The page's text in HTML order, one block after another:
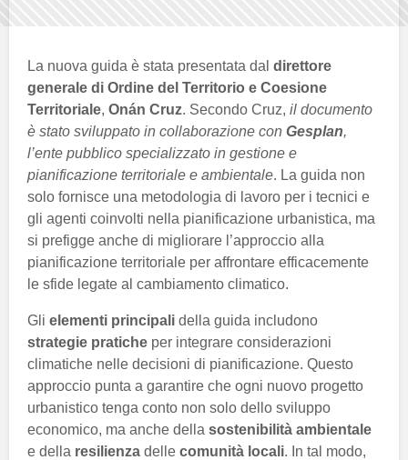
La nuova guida è stata presentata dal direttore
generale di Ordine del Territorio e Coesione
Territoriale, Onán Cruz. Secondo Cruz, il documento
è stato sviluppato in collaborazione con Gesplan,
l’ente pubblico specializzato in gestione e
pianificazione territoriale e ambientale. La guida non
solo fornisce una metodologia di lavoro per i tecnici e
gli agenti coinvolti nella pianificazione urbanistica, ma
si prefigge anche di migliorare l’approccio alla
pianificazione territoriale per affrontare efficacemente
le sfide legate al cambiamento climatico.
Gli elementi principali della guida includono
strategie pratiche per integrare considerazioni
climatiche nelle decisioni di pianificazione. Questo
approccio punta a garantire che ogni nuovo progetto
urbanistico tenga conto non solo dello sviluppo
economico, ma anche della sostenibilità ambientale
e della resilienza delle comunità locali. In tal modo,